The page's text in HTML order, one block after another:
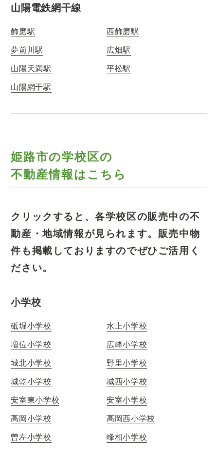
山陽電鉄網干線
飾磨駅
西飾磨駅
夢前川駅
広畑駅
山陽天満駅
平松駅
山陽網干駅
姫路市の学校区の
不動産情報はこちら
クリックすると、各学校区の販売中の不
動産・地域情報が見られます。 販売中物
件も掲載しておりますのでぜひご活用く
ださい。
小学校
砥堀小学校
水上小学校
増位小学校
広峰小学校
城北小学校
野里小学校
城乾小学校
城西小学校
安室東小学校
安室小学校
高岡小学校
高岡西小学校
曽左小学校
峰相小学校